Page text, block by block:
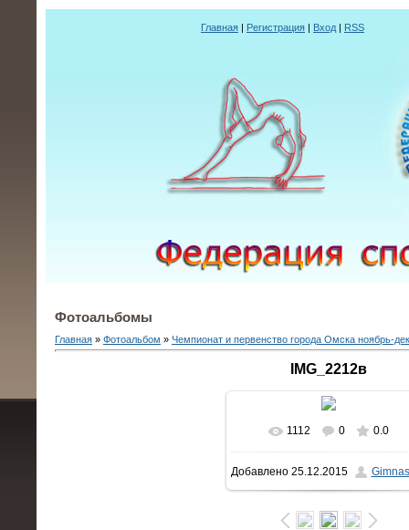
Главная | Регистрация | Вход | RSS
Фотоальбомы
Главная » Фотоальбом » Чемпионат и первенство города Омска ноябрь-
IMG_2212в
В реальном размере
1600x1066/ 154.3Kb
1112 0 0.0
Добавлено25.12.2015